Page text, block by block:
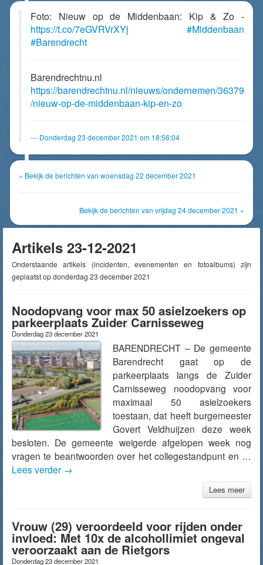
Foto: Nieuw op de Middenbaan: Kip & Zo -
https://t.co/7eGVRVrXYj
#Middenbaan
#Barendrecht
Barendrechtnu.nl
https://barendrechtnu.nl/nieuws/ondernemen/36379
/nieuw-op-de-middenbaan-kip-en-zo
Donderdag 23 december 2021 om 18:56:04
« Bekijk de berichten van woensdag 22 december 2021
Bekijk de berichten van vrijdag 24 december 2021 »
Artikels 23-12-2021
Onderstaande artikels (incidenten, evenementen en fotoalbums) zijn
geplaatst op donderdag 23 december 2021
Noodopvang voor max 50 asielzoekers op
parkeerplaats Zuider Carnisseweg
Donderdag 23 december 2021
BARENDRECHT – De gemeente
Barendrecht gaat op de
parkeerplaats langs de Zuider
Carnisseweg noodopvang voor
maximaal 50 asielzoekers
toestaan, dat heeft burgemeester
Govert Veldhuijzen deze week
besloten. De gemeente weigerde afgelopen week nog
vragen te beantwoorden over het collegestandpunt en …
Lees verder →
Lees meer
Vrouw (29) veroordeeld voor rijden onder
invloed: Met 10x de alcohollimiet ongeval
veroorzaakt aan de Rietgors
Donderdag 23 december 2021